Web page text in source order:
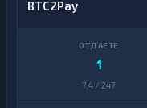
BTC2Pay
1
7,4 / 247